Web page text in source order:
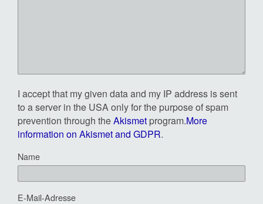
I accept that my given data and my IP address is sent
to a server in the USA only for the purpose of spam
prevention through theAkismet program.More
information on Akismet and GDPR.
Name
E-Mail-Adresse